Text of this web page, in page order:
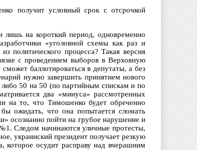
получит условный срок с отсрочкой
лишь на короткий период, одновременно
«уголовной схемы как раз и
политического процесса? Такая версия
с проведением выборов в Верховную
баллотироваться в депутаты, а без
нужно завершить принятием нового
либо 50 на 50 (по партийным спискам и по
два «минуса» рассмотренных
на то, что Тимошенко будет обреченно
ожидать, что она попытается сломать
осознанно пойти на грубое нарушение и
Следом начинаются уличные протесты,
украинский президент получает резкую
осудит расправу над вчерашним